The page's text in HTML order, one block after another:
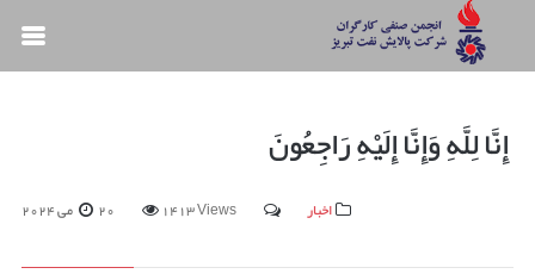
إِنَّا لِلَّهِ وَإِنَّا إِلَیْهِ رَاجِعُونَ
20 می 2024 1413 Views اخبار